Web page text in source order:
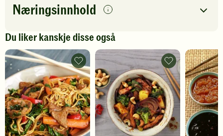
Næringsinnhold
per porsjon
Navn på
næringsstoffetantall
Energi 15kcal
Fett
0g
Protein
0g
Karbohydrater
3g
Du liker kanskje disse også
Rask
wok
med
lam
og
nudler
-
legg
til
favoritter
Kyllingwok
med
hoisinsaus
-
legg
til
favoritter